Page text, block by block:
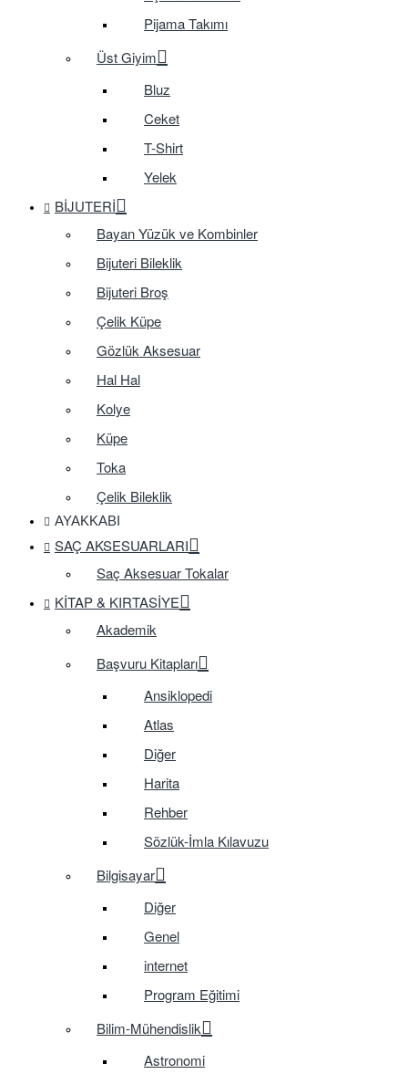
Pijama Takımı
Üst Giyim
Bluz
Ceket
T-Shirt
Yelek
BIJUTERI
Bayan Yüzük ve Kombinler
Bijuteri Bileklik
Bijuteri Broş
Çelik Küpe
Gözlük Aksesuar
Hal Hal
Kolye
Küpe
Toka
Çelik Bileklik
AYAKKABI
SAÇ AKSESUARLARI
Saç Aksesuar Tokalar
KITAP & KIRTASIYE
Akademik
Başvuru Kitapları
Ansiklopedi
Atlas
Diğer
Harita
Rehber
Sözlük-İmla Kılavuzu
Bilgisayar
Diğer
Genel
internet
Program Eğitimi
Bilim-Mühendislik
Astronomi